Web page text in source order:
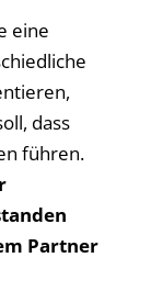
eine
dass
führen.
Partner